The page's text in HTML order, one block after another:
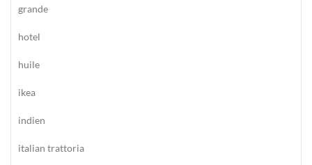
grande
hotel
huile
ikea
indien
italian trattoria